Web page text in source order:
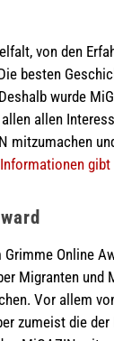
von den
besten
wurde
allen
mitzumachen
gibt
Online
Migranten und
Vor allem
zumeist die der